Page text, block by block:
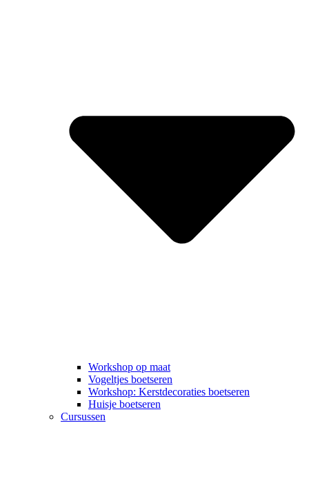
Workshop op maat
Vogeltjes boetseren
Workshop: Kerstdecoraties boetseren
Huisje boetseren
Cursussen